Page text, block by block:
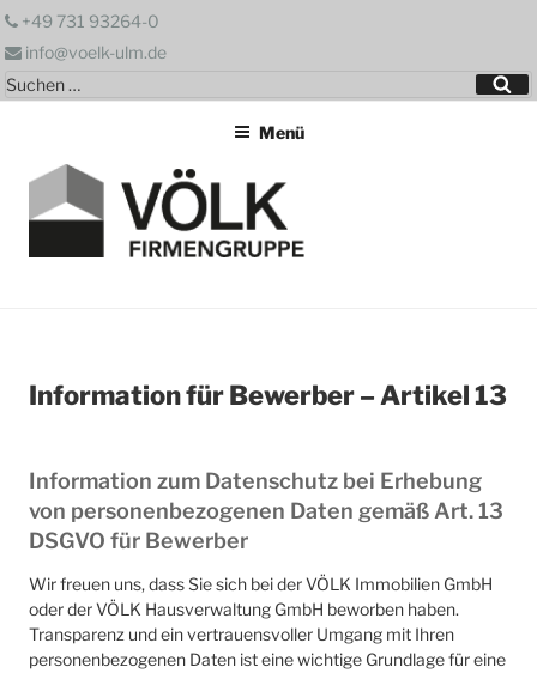
Zum
springen
+49 731 93264-0
info@voelk-ulm.de
Suchen
nach:
Menü
Information für Bewerber – Artikel 13
Information zum Datenschutz bei Erhebung
von personenbezogenen Daten gemäß Art. 13
DSGVO für Bewerber
Wir freuen uns, dass Sie sich bei der VÖLK Immobilien GmbH
oder der VÖLK Hausverwaltung GmbH beworben haben.
Transparenz und ein vertrauensvoller Umgang mit Ihren
personenbezogenen Daten ist eine wichtige Grundlage für eine